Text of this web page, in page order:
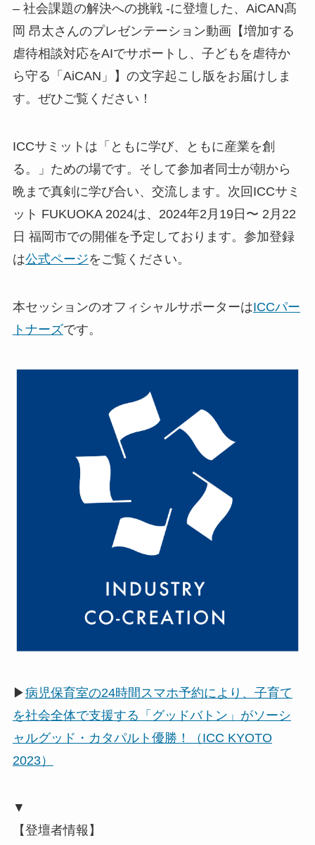
– 社会課題の解決への挑戦 -に登壇した、AiCAN髙
岡 昂太さんのプレゼンテーション動画【増加する
虐待相談対応をAIでサポートし、子どもを虐待か
ら守る「AiCAN」】の文字起こし版をお届けしま
す。ぜひご覧ください！
ICCサミットは「ともに学び、ともに産業を創
る。」ための場です。そして参加者同士が朝から
晩まで真剣に学び合い、交流します。次回ICCサミ
ット FUKUOKA 2024は、2024年2月19日〜 2月22
日 福岡市での開催を予定しております。参加登録
は公式ページをご覧ください。
本セッションのオフィシャルサポーターはICCパー
トナーズです。
▶病児保育室の24時間スマホ予約により、子育て
を社会全体で支援する「グッドバトン」がソーシ
ャルグッド・カタパルト優勝！（ICC KYOTO
2023）
▼
【登壇者情報】